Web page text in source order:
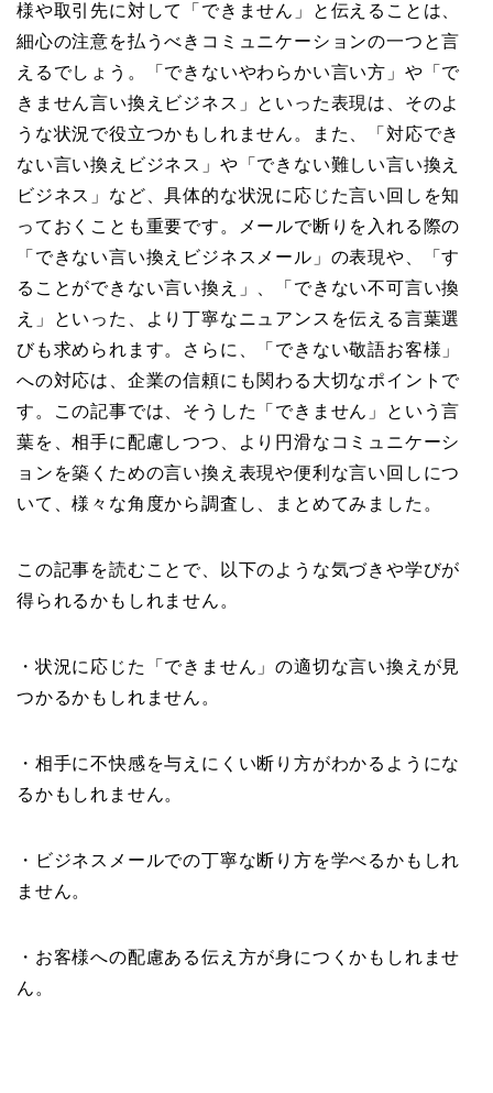
様や取引先に対して「できません」と伝えることは、
細心の注意を払うべきコミュニケーションの一つと言
えるでしょう。「できないやわらかい言い方」や「で
きません言い換えビジネス」といった表現は、そのよ
うな状況で役立つかもしれません。また、「対応でき
ない言い換えビジネス」や「できない難しい言い換え
ビジネス」など、具体的な状況に応じた言い回しを知
っておくことも重要です。メールで断りを入れる際の
「できない言い換えビジネスメール」の表現や、「す
ることができない言い換え」、「できない不可言い換
え」といった、より丁寧なニュアンスを伝える言葉選
びも求められます。さらに、「できない敬語お客様」
への対応は、企業の信頼にも関わる大切なポイントで
す。この記事では、そうした「できません」という言
葉を、相手に配慮しつつ、より円滑なコミュニケーシ
ョンを築くための言い換え表現や便利な言い回しにつ
いて、様々な角度から調査し、まとめてみました。
この記事を読むことで、以下のような気づきや学びが
得られるかもしれません。
・状況に応じた「できません」の適切な言い換えが見
つかるかもしれません。
・相手に不快感を与えにくい断り方がわかるようにな
るかもしれません。
・ビジネスメールでの丁寧な断り方を学べるかもしれ
ません。
・お客様への配慮ある伝え方が身につくかもしれませ
ん。